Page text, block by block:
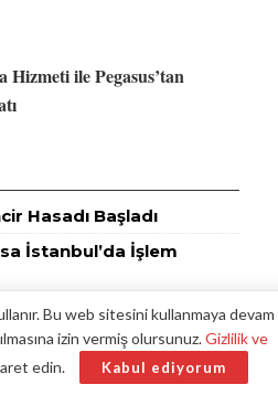
ile Pegasus’tan
Hasadı Başladı
İstanbul’da İşlem
Pazarında Büyümeye
Bu web sitesini kullanmaya devam
izin vermiş olursunuz.Gizlilik ve
edin. Kabul ediyorum